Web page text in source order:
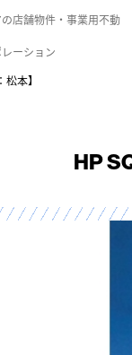
店舗物件・事業用不動
ーション
本】
HP